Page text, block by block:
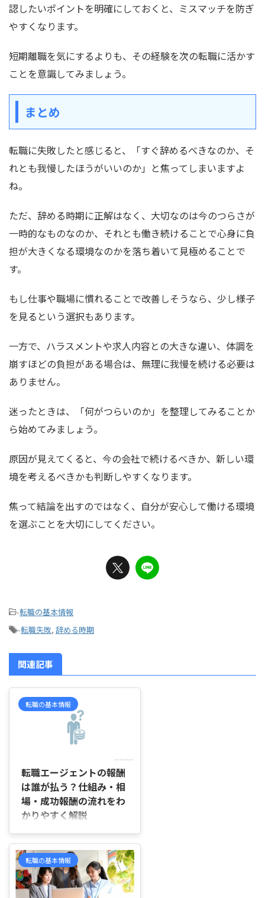
認したいポイントを明確にしておくと、ミスマッチを防ぎ
やすくなります。
短期離職を気にするよりも、その経験を次の転職に活かす
ことを意識してみましょう。
まとめ
転職に失敗したと感じると、「すぐ辞めるべきなのか、そ
れとも我慢したほうがいいのか」と焦ってしまいますよ
ね。
ただ、辞める時期に正解はなく、大切なのは今のつらさが
一時的なものなのか、それとも働き続けることで心身に負
担が大きくなる環境なのかを落ち着いて見極めることで
す。
もし仕事や職場に慣れることで改善しそうなら、少し様子
を見るという選択もあります。
一方で、ハラスメントや求人内容との大きな違い、体調を
崩すほどの負担がある場合は、無理に我慢を続ける必要は
ありません。
迷ったときは、「何がつらいのか」を整理してみることか
ら始めてみましょう。
原因が見えてくると、今の会社で続けるべきか、新しい環
境を考えるべきかも判断しやすくなります。
焦って結論を出すのではなく、自分が安心して働ける環境
を選ぶことを大切にしてください。
-転職の基本情報
-転職失敗, 辞める時期
関連記事
転職の基本情報
転職エージェントの報酬
は誰が払う？仕組み・相
場・成功報酬の流れをわ
かりやすく解説
はじめに 「転職エージェントは
無料で使えるけれど、報酬は誰が
払っているの？」と気になってい
ませんか。 求人紹介や応募書類
の添削、面接日程の調整などを無
料で受けられるため、「後から料
転職の基本情報